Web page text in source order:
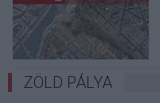
ZÖLD PÁLYA